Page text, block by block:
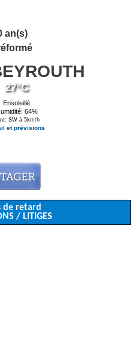
an(s)
27°C
Ensoleillé
64%
SW à 5km/h
et prévisions
de retard
/ LITIGES